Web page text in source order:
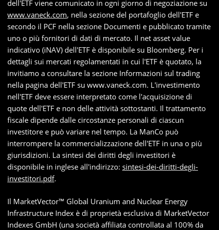
dell'ETF viene comunicato in ogni giorno di negoziazione su
www.vaneck.com, nella sezione del portafoglio dell'ETF e
secondo il PCF nella sezione Documenti e pubblicato tramite
uno o più fornitori di dati di mercato. Il net asset value
indicativo (iNAV) dell'ETF è disponibile su Bloomberg. Per i
dettagli sui mercati regolamentati in cui l'ETF è quotato, la
invitiamo a consultare la sezione Informazioni sul trading
nella pagina dell'ETF su www.vaneck.com. L'investimento
nell'ETF deve essere interpretato come l'acquisizione di
quote dell'ETF e non delle attività sottostanti. Il trattamento
fiscale dipende dalle circostanze personali di ciascun
investitore e può variare nel tempo. La ManCo può
interrompere la commercializzazione dell'ETF in una o più
giurisdizioni. La sintesi dei diritti degli investitori è
disponibile in inglese all'indirizzo: sintesi-dei-diritti-degli-
investitori.pdf.
Il MarketVector™ Global Uranium and Nuclear Energy
Infrastructure Index è di proprietà esclusiva di MarketVector
Indexes GmbH (una società affiliata controllata al 100% da